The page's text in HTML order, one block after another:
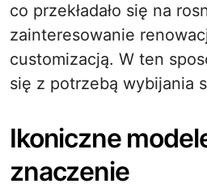
co przekładało się na
zainteresowanie
customizacją. W ten
się z potrzebą wybijania
Ikoniczne
znaczenie